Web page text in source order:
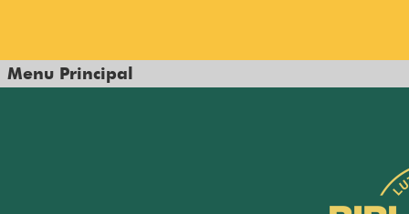
Menu Principal